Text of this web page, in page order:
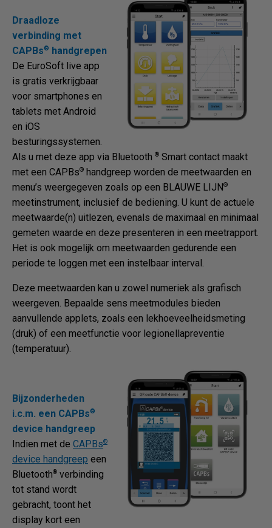
Draadloze
verbinding met
CAPBs® handgrepen
De EuroSoft live app
is gratis verkrijgbaar
voor smartphones en
tablets met Android
en iOS
besturingssystemen.
Als u met deze app via Bluetooth ® Smart contact maakt
met een CAPBs® handgreep worden de meetwaarden en
menu’s weergegeven zoals op een BLAUWE LIJN®
meetinstrument, inclusief de bediening. U kunt de actuele
meetwaarde(n) uitlezen, evenals de maximaal en minimaal
gemeten waarde en deze presenteren in een meetrapport.
Het is ook mogelijk om meetwaarden gedurende een
periode te loggen met een instelbaar interval.
Deze meetwaarden kan u zowel numeriek als grafisch
weergeven. Bepaalde sens meetmodules bieden
aanvullende applets, zoals een lekhoeveelheidsmeting
(druk) of een meetfunctie voor legionellapreventie
(temperatuur).
Bijzonderheden
i.c.m. een CAPBs®
device handgreep
Indien met de CAPBs®
device handgreep een
Bluetooth® verbinding
tot stand wordt
gebracht, toont het
display kort een